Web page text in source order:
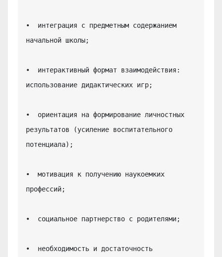
•  интеграция с предметным содержанием
начальной школы;
•  интерактивный формат взаимодействия:
использование дидактических игр;
•  ориентация на формирование личностных
результатов (усиление воспитательного
потенциала);
•  мотивация к получению наукоемких
профессий;
•  социальное партнерство с родителями;
•  необходимость и достаточность